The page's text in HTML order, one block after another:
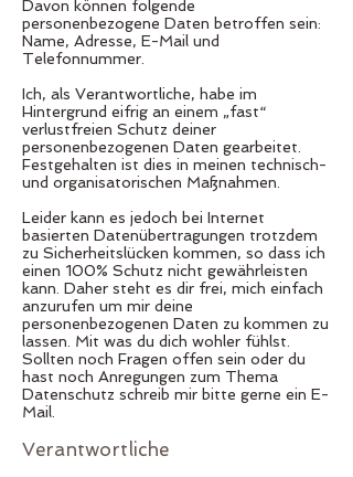
Davon können folgende
personenbezogene Daten betroffen sein:
Name, Adresse, E-Mail und
Telefonnummer.
Ich, als Verantwortliche, habe im
Hintergrund eifrig an einem „fast“
verlustfreien Schutz deiner
personenbezogenen Daten gearbeitet.
Festgehalten ist dies in meinen technisch-
und organisatorischen Maßnahmen.
Leider kann es jedoch bei Internet
basierten Datenübertragungen trotzdem
zu Sicherheitslücken kommen, so dass ich
einen 100% Schutz nicht gewährleisten
kann. Daher steht es dir frei, mich einfach
anzurufen um mir deine
personenbezogenen Daten zu kommen zu
lassen. Mit was du dich wohler fühlst.
Sollten noch Fragen offen sein oder du
hast noch Anregungen zum Thema
Datenschutz schreib mir bitte gerne ein E-
Mail.
Verantwortliche